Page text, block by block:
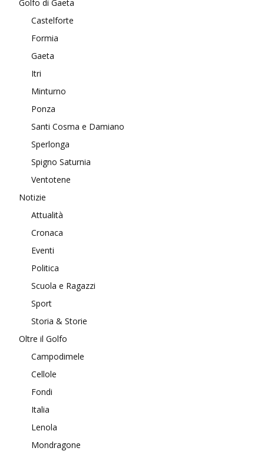
Golfo di Gaeta
Castelforte
Formia
Gaeta
Itri
Minturno
Ponza
Santi Cosma e Damiano
Sperlonga
Spigno Saturnia
Ventotene
Notizie
Attualità
Cronaca
Eventi
Politica
Scuola e Ragazzi
Sport
Storia & Storie
Oltre il Golfo
Campodimele
Cellole
Fondi
Italia
Lenola
Mondragone